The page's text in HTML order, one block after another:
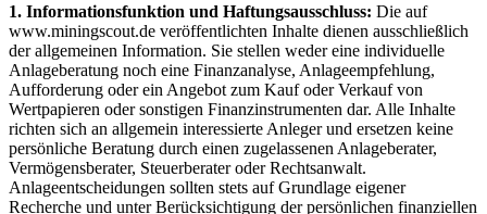
1. Informationsfunktion und Haftungsausschluss: Die auf
www.miningscout.de veröffentlichten Inhalte dienen ausschließlich
der allgemeinen Information. Sie stellen weder eine individuelle
Anlageberatung noch eine Finanzanalyse, Anlageempfehlung,
Aufforderung oder ein Angebot zum Kauf oder Verkauf von
Wertpapieren oder sonstigen Finanzinstrumenten dar. Alle Inhalte
richten sich an allgemein interessierte Anleger und ersetzen keine
persönliche Beratung durch einen zugelassenen Anlageberater,
Vermögensberater, Steuerberater oder Rechtsanwalt.
Anlageentscheidungen sollten stets auf Grundlage eigener
Recherche und unter Berücksichtigung der persönlichen finanziellen